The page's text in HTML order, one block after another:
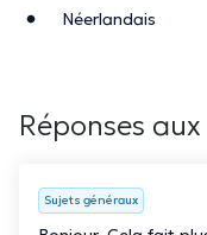
Néerlandais
Réponses
Sujets généraux